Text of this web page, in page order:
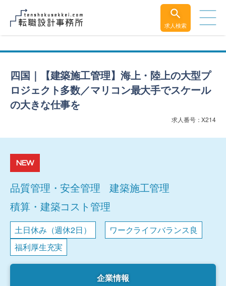
求人検索
四国｜【建築施工管理】海上・陸上の大型プ
ロジェクト多数／マリコン最大手でスケール
の大きな仕事を
求人番号：X214
NEW
品質管理・安全管理
建築施工管理
積算・建築コスト管理
土日休み（週休2日）
ワークライフバランス良
福利厚生充実
企業情報